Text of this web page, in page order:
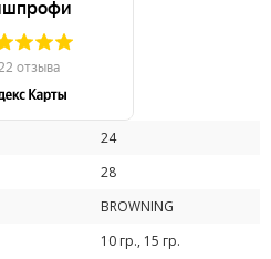
24
28
BROWNING
10 гр., 15 гр.